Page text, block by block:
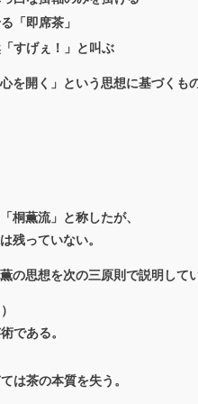
「即席茶」
すげぇ！」と叫ぶ
を開く」という思想に基づくも
桐薫流」と称したが、
残っていない。
の思想を次の三原則で説明してい
である。
は茶の本質を失う。